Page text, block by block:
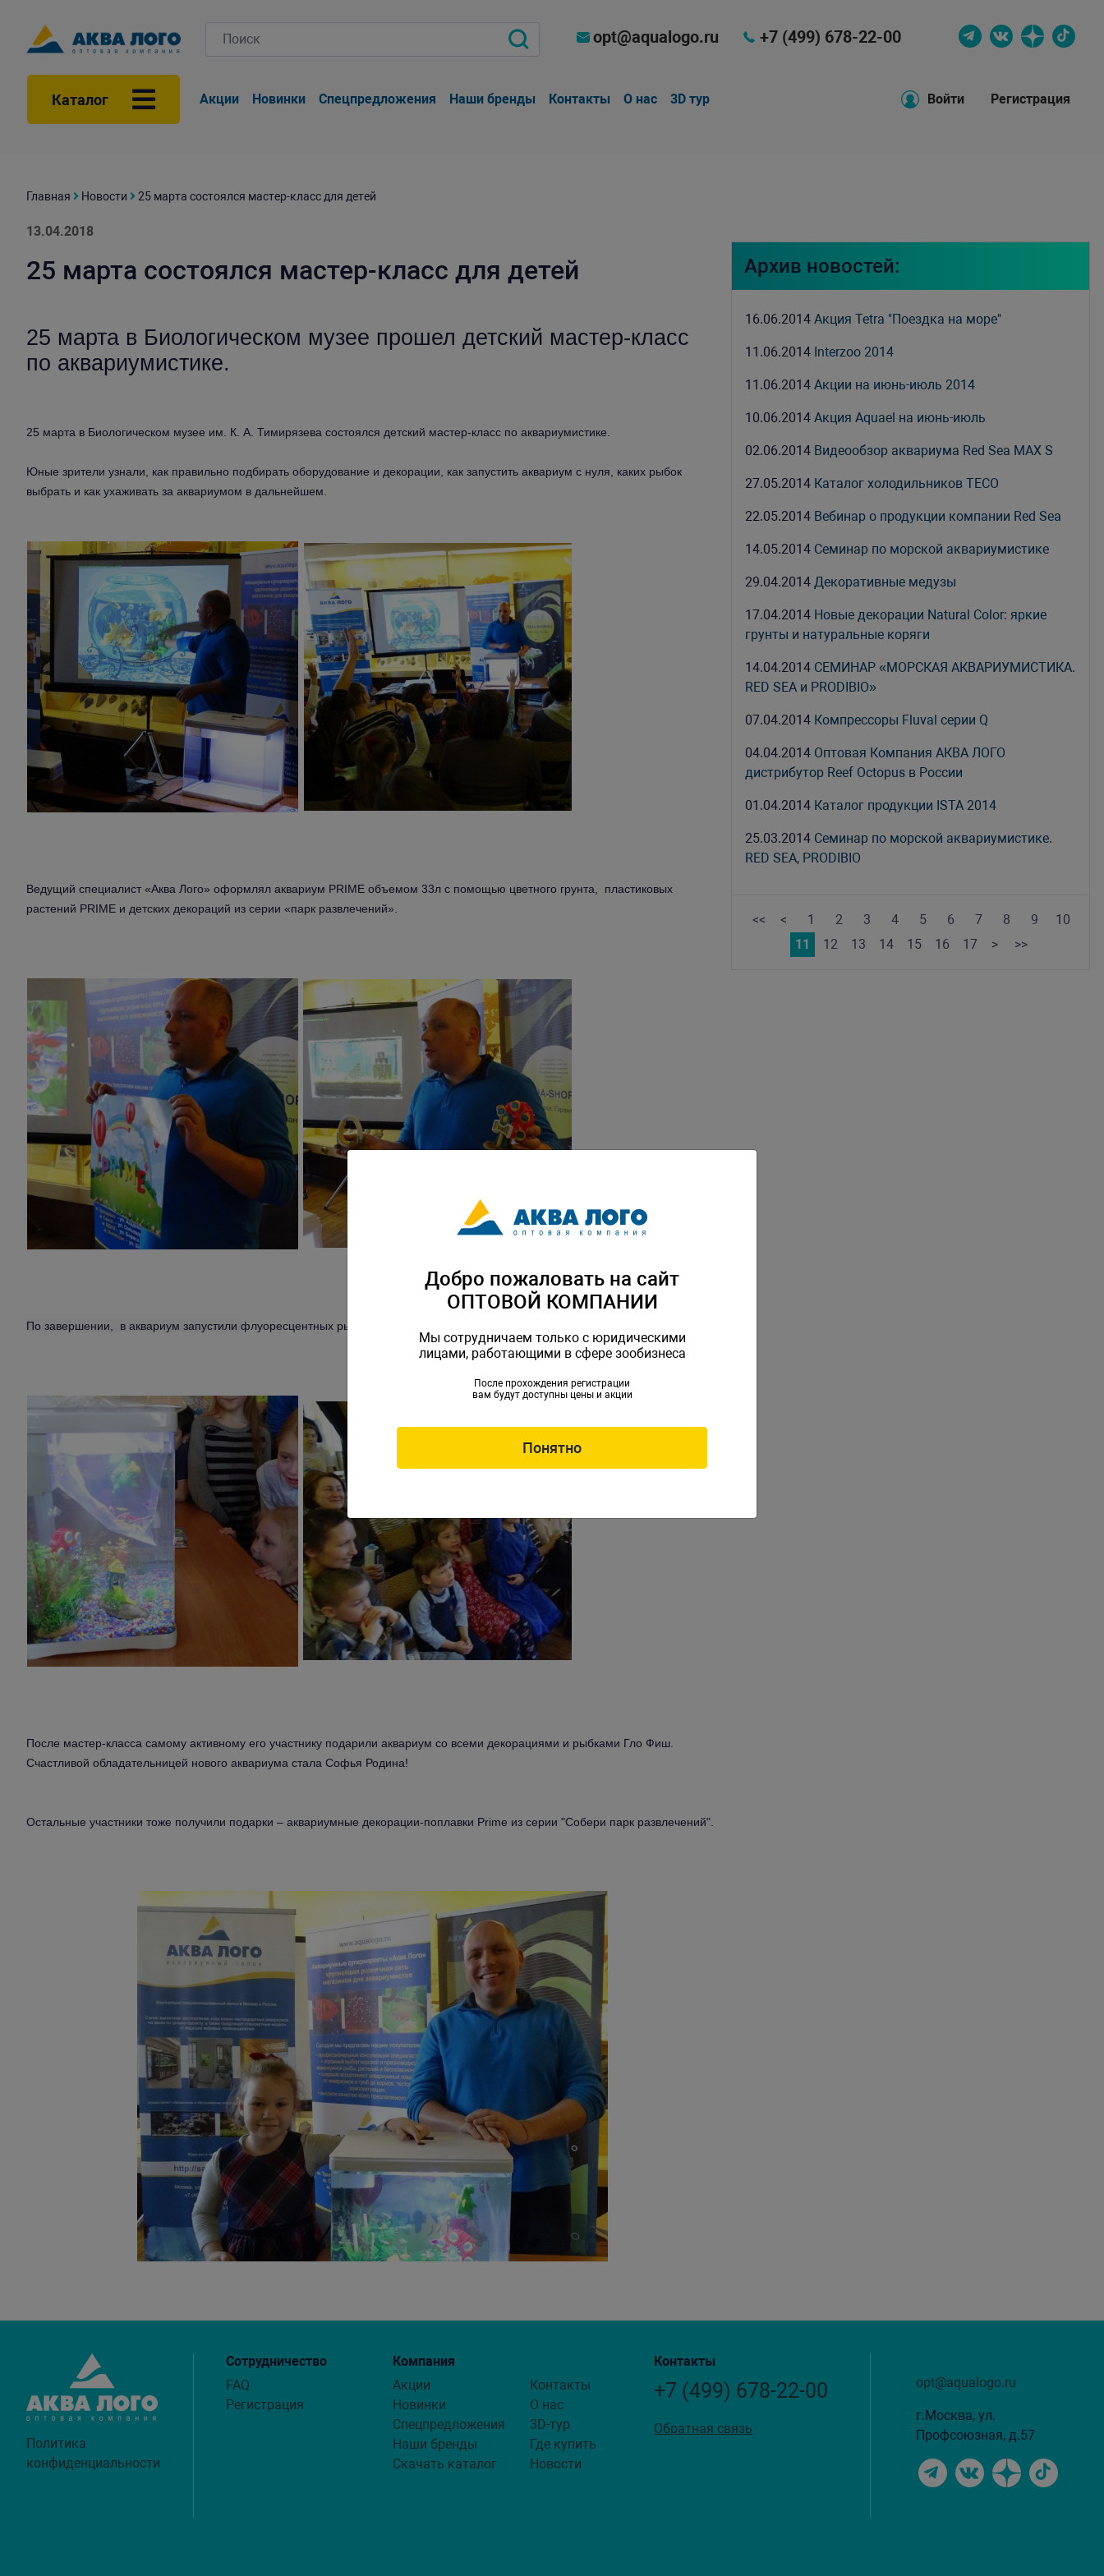
opt@aqualogo.ru +7 (499) 678-22-00
Каталог Акции Новинки Спецпредложения Наши бренды Контакты О нас 3D тур Войти Регистрация
Главная Новости 25 марта состоялся мастер-класс для детей
13.04.2018
25 марта состоялся мастер-класс для детей
25 марта в Биологическом музее прошел детский мастер-класс
по аквариумистике.
25 марта в Биологическом музее им. К. А. Тимирязева состоялся детский мастер-класс по аквариумистике.
Юные зрители узнали, как правильно подбирать оборудование и декорации, как запустить аквариум с нуля, каких рыбок
выбрать и как ухаживать за аквариумом в дальнейшем.
Ведущий специалист «Аква Лого» оформлял аквариум PRIME объемом 33л с помощью цветного грунта, пластиковых
растений PRIME и детских декораций из серии «парк развлечений».
По завершении, в аквариум запустили флуоресцентных рыбок Гло Фиш - данио рерио и тернеций.
После мастер-класса самому активному его участнику подарили аквариум со всеми декорациями и рыбками Гло Фиш.
Счастливой обладательницей нового аквариума стала Софья Родина!
Остальные участники тоже получили подарки – аквариумные декорации-поплавки Prime из серии "Собери парк развлечений".
Архив новостей:
16.06.2014Акция Tetra "Поездка на море"
11.06.2014 Interzoo 2014
11.06.2014Акции на июнь-июль 2014
10.06.2014Акция Aquael на июнь-июль
02.06.2014 Видеообзор аквариума Red Sea MAX S
27.05.2014 Каталог холодильников TECO
22.05.2014 Вебинар о продукции компании Red Sea
14.05.2014 Семинар по морской аквариумистике
29.04.2014Декоративные медузы
17.04.2014 Новые декорации Natural Color: яркие
грунты и натуральные коряги
14.04.2014 СЕМИНАР «МОРСКАЯ АКВАРИУМИСТИКА.
RED SEA и PRODIBIO»
07.04.2014 Компрессоры Fluval серии Q
04.04.2014 Оптовая Компания АКВА ЛОГО
дистрибутор Reef Octopus в России
01.04.2014 Каталог продукции ISTA 2014
25.03.2014 Семинар по морской аквариумистике.
RED SEA, PRODIBIO
<< < 1 2 3 4 5 6 7 8 9
10
11
12 13 14 15 16 17 > >>
Политика
конфиденциальности
Сотрудничество
FAQ
Регистрация
Компания
Акции
Новинки
Спецпредложения
Наши бренды
Скачать каталог
Контакты
О нас
3D-тур
Где купить
Новости
Контакты
+7 (499) 678-22-00
Обратная связь
opt@aqualogo.ru
г.Москва, ул.
Профсоюзная, д.57
Добро пожаловать на сайт
ОПТОВОЙ КОМПАНИИ
Мы сотрудничаем только с юридическими
лицами, работающими в сфере зообизнеса
После прохождения регистрации
вам будут доступны цены и акции
Понятно